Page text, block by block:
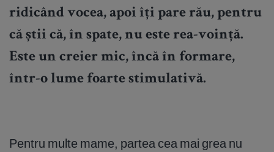
ridicând vocea, apoi îți pare rău, pentru
că știi că, în spate, nu este rea-voință.
Este un creier mic, încă în formare,
într-o lume foarte stimulativă.
Pentru multe mame, partea cea mai grea nu